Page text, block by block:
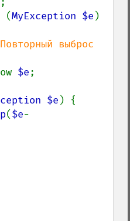
(
MyException $e )
выброс
$e;
$e ) {
($e-